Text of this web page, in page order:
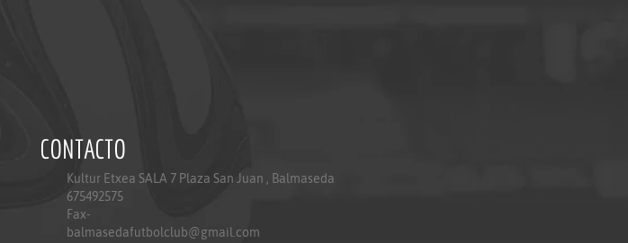
CONTACTO
Kultur Etxea SALA 7 Plaza San Juan , Balmaseda
675492575
Fax-
balmasedafutbolclub@gmail.com